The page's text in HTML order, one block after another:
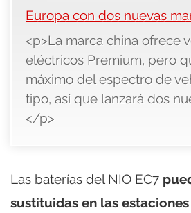
Europa con dos nuevas
<p>La marca china ofrece
eléctricos Premium, pero
máximo del espectro de
tipo, así que lanzará dos
</p>
Las baterías del NIO EC7
sustituidas en las